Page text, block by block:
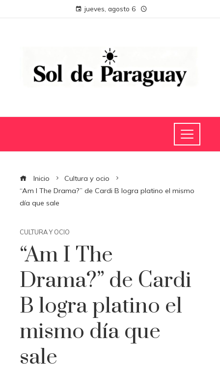
jueves, agosto 6
Inicio
Cultura y ocio
“Am I The Drama?” de Cardi B logra platino el mismo
día que sale
CULTURA Y OCIO
“Am I The
Drama?” de Cardi
B logra platino el
mismo día que
sale